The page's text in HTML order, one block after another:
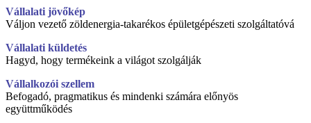
Vállalati jövőkép
Váljon vezető zöldenergia-takarékos épületgépészeti szolgáltatóvá
Vállalati küldetés
Hagyd, hogy termékeink a világot szolgálják
Vállalkozói szellem
Befogadó, pragmatikus és mindenki számára előnyös
együttműködés